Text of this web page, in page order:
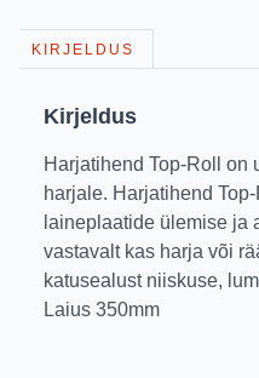
KIRJELDUS
Kirjeldus
Harjatihend Top-Roll on
harjale. Harjatihend
laineplaatide ülemise ja
vastavalt kas harja või
katusealust niiskuse,
Laius 350mm